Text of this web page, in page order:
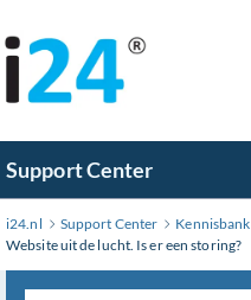
naar
hoofdinhoud
Support Center
i24.nl Support Center Kennisbank
Website uit de lucht. Is er een storing?